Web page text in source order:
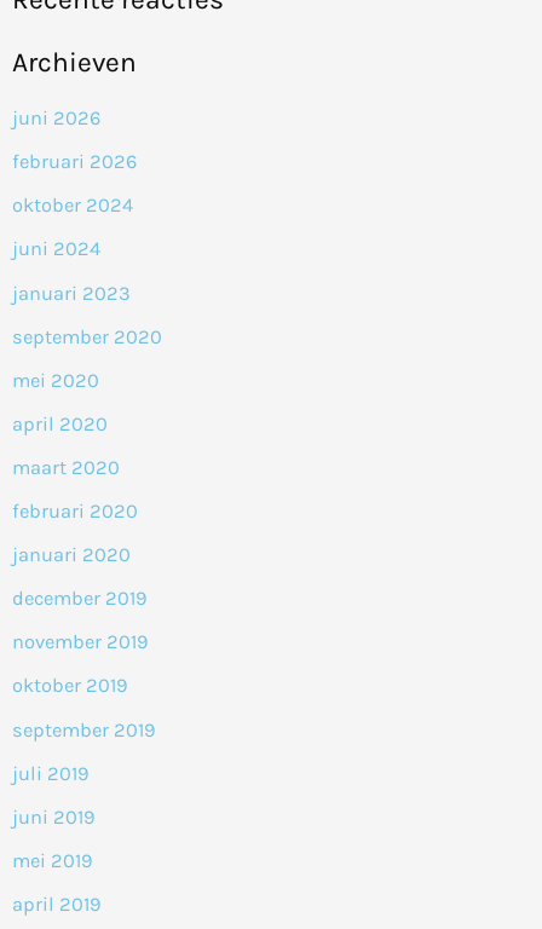
Archieven
juni 2026
februari 2026
oktober 2024
juni 2024
januari 2023
september 2020
mei 2020
april 2020
maart 2020
februari 2020
januari 2020
december 2019
november 2019
oktober 2019
september 2019
juli 2019
juni 2019
mei 2019
april 2019